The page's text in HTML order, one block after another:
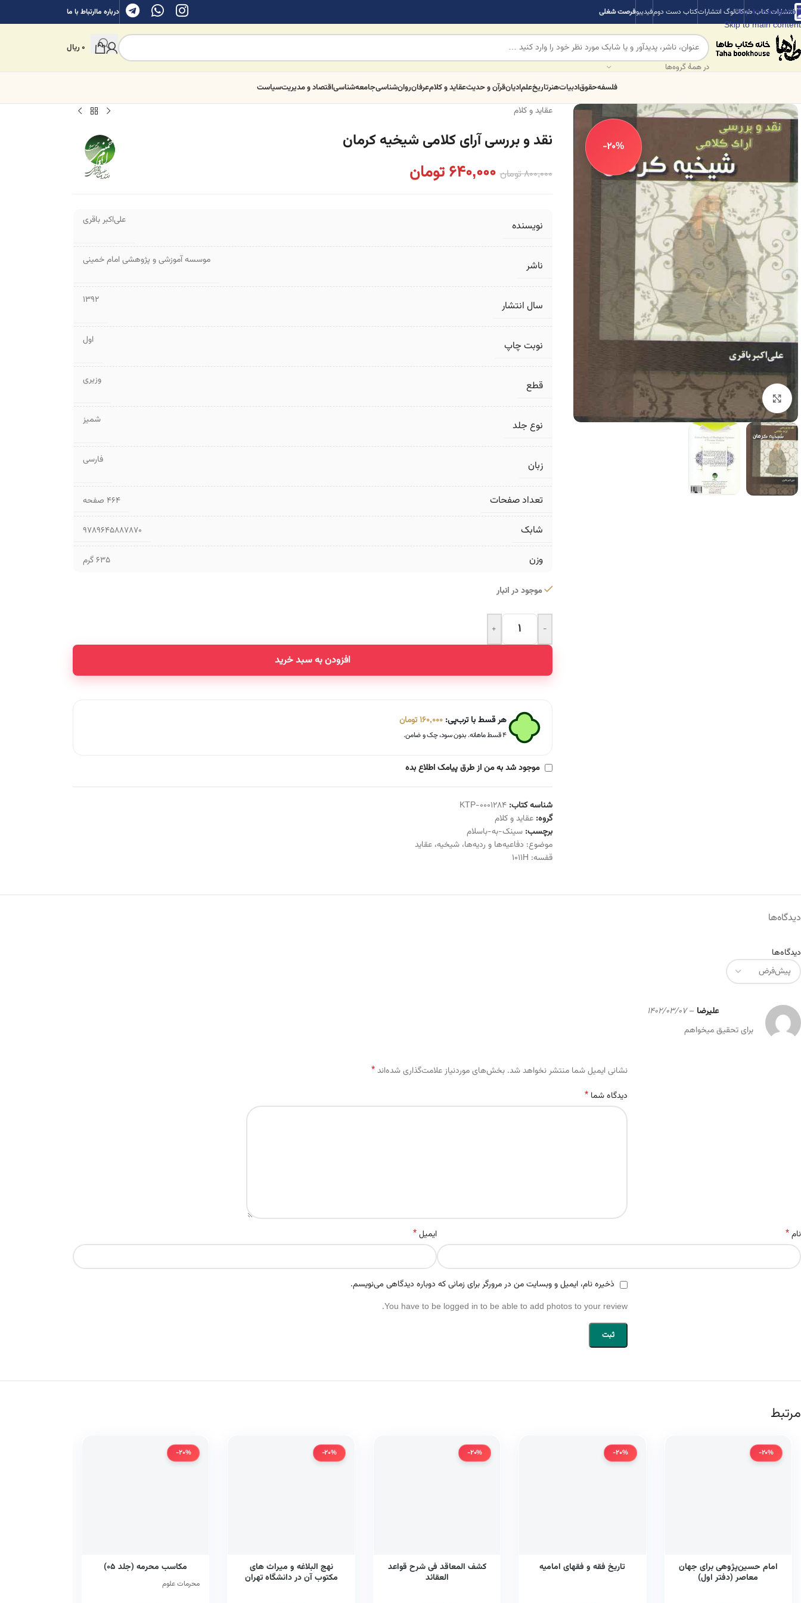
Skip to navigation
Skip to main content
انتشارات کتاب طهکاتالوگ انتشاراتکتاب دست دومفیدیبوفرصت شغلی درباره ماارتباط با ما
در همهٔ گروه‌ها
0ریال
فلسفهحقوقادبیاتهنرتاریخعلمادیانقرآن و حدیثعقاید و کلامعرفانروان‌شناسیجامعه‌شناسیاقتصاد و مدیریتسیاست
-20%
برای بزرگنمایی کلیک کنید
عقاید و کلام
نقد و بررسی آرای کلامی شیخیه کرمان
800,000تومان 640,000 تومان
نویسنده علی‌اکبر باقری
ناشر موسسه آموزشی و پژوهشی امام خمینی
سال انتشار 1392
نوبت چاپ اول
قطع وزیری
نوع جلد شمیز
زبان فارسی
تعداد صفحات ۴۶۴ صفحه
شابک 9789645887870
وزن 635 گرم
موجود در انبار
-
+
افزودن به سبد خرید
Alternative:
هر قسط با ترب‌پی:160,000تومان
۴ قسط ماهانه. بدون سود، چک و ضامن.
موجود شد به من از طرق پیامک اطلاع بده
شناسه کتاب:KTP-0001284
گروه: عقاید و کلام
برچسب: سینک-به-باسلام
موضوع: دفاعیه‌ها و ردیه‌ها،شیخیه،عقاید
قفسه: 1011H
دیدگاه‌ها
دیدگاه‌ها
علیرضا –
1402/03/07
برای تحقیق میخواهم
نشانی ایمیل شما منتشر نخواهد شد. بخش‌های موردنیاز علامت‌گذاری شده‌اند*
دیدگاه شما *
نام* ایمیل*
ذخیره نام، ایمیل و وبسایت من در مرورگر برای زمانی که دوباره دیدگاهی می‌نویسم.
You have to be logged in to be able to add photos to your review.
مرتبط
-20%
امام حسین‌پژوهی برای جهان
معاصر (دفتر اول)
-20%
تاریخ فقه و فقهای امامیه
-20%
کشف المعاقد فی شرح قواعد
العقائد
-20%
نهج البلاغه و میراث های
مکتوب آن در دانشگاه تهران
-20%
مکاسب محرمه (جلد ۰۵)
محرمات علوم